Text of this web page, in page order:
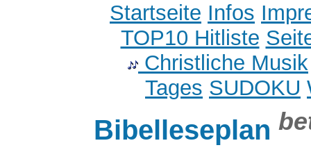
Startseite Infos
TOP10 Hitliste
Christliche Musik
Tages SUDOKU
Bibelleseplan